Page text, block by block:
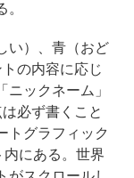
い）、青（おど
の内容に応じ
ックネーム」
必ず書くこと
トグラフィック
にある。世界